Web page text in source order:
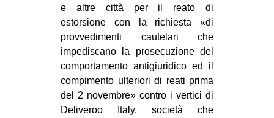
e altre città per il reato di
estorsione con la richiesta «di
provvedimenti cautelari che
impediscano la prosecuzione del
comportamento antigiuridico ed il
compimento ulteriori di reati prima
del 2 novembre» contro i vertici di
Deliveroo Italy, società che